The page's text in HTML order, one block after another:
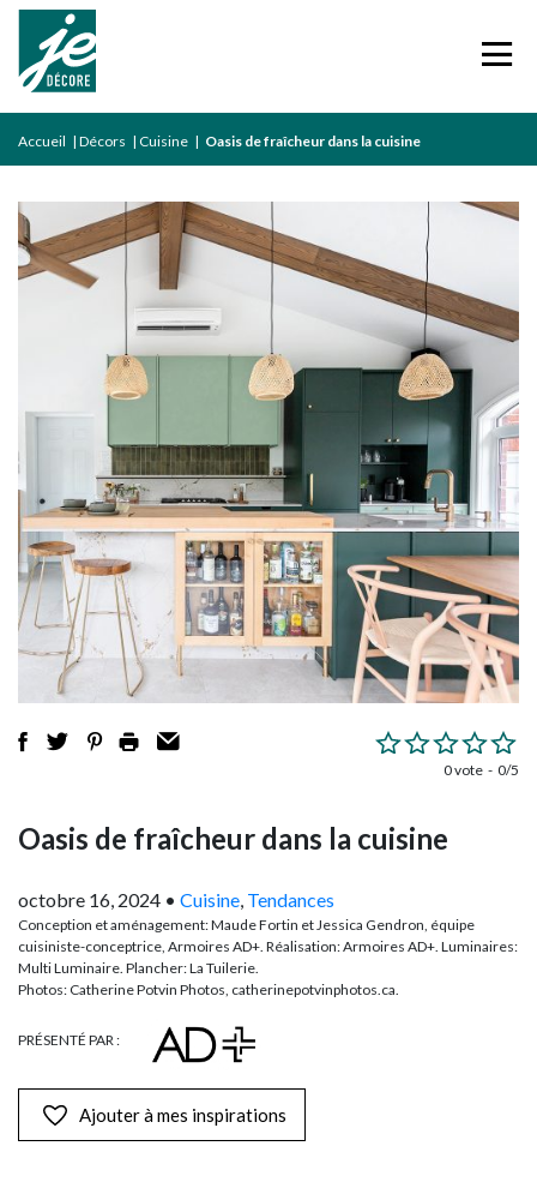
Accueil | Décors | Cuisine | Oasis de fraîcheur dans la cuisine
0 vote 0/5
Oasis de fraîcheur dans la cuisine
octobre 16, 2024 • Cuisine, Tendances
Conception et aménagement: Maude Fortin et Jessica Gendron, équipe
cuisiniste-conceptrice, Armoires AD+. Réalisation: Armoires AD+. Luminaires:
Multi Luminaire. Plancher: La Tuilerie.
Photos: Catherine Potvin Photos, catherinepotvinphotos.ca.
PRÉSENTÉ PAR :
Ajouter à mes inspirations